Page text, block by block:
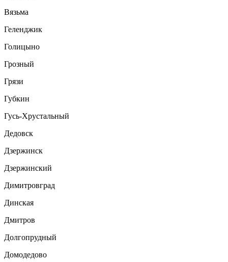
Вязьма
Геленджик
Голицыно
Грозный
Грязи
Губкин
Гусь-Хрустальный
Дедовск
Дзержинск
Дзержинский
Димитровград
Динская
Дмитров
Долгопрудный
Домодедово